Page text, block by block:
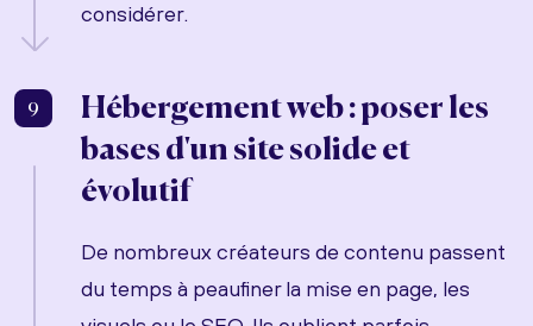
considérer.
9
Hébergement web : poser les
bases d'un site solide et
évolutif
De nombreux créateurs de contenu passent
du temps à peaufiner la mise en page, les